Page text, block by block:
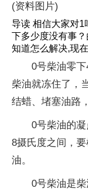
(资料图片)
导读 相信大家对1
下多少度没有事
知道怎么解决,现
0号柴油零
柴油就冻住了，
结蜡、堵塞油路
0号柴油的
8摄氏度之间，
油。
0号柴油是